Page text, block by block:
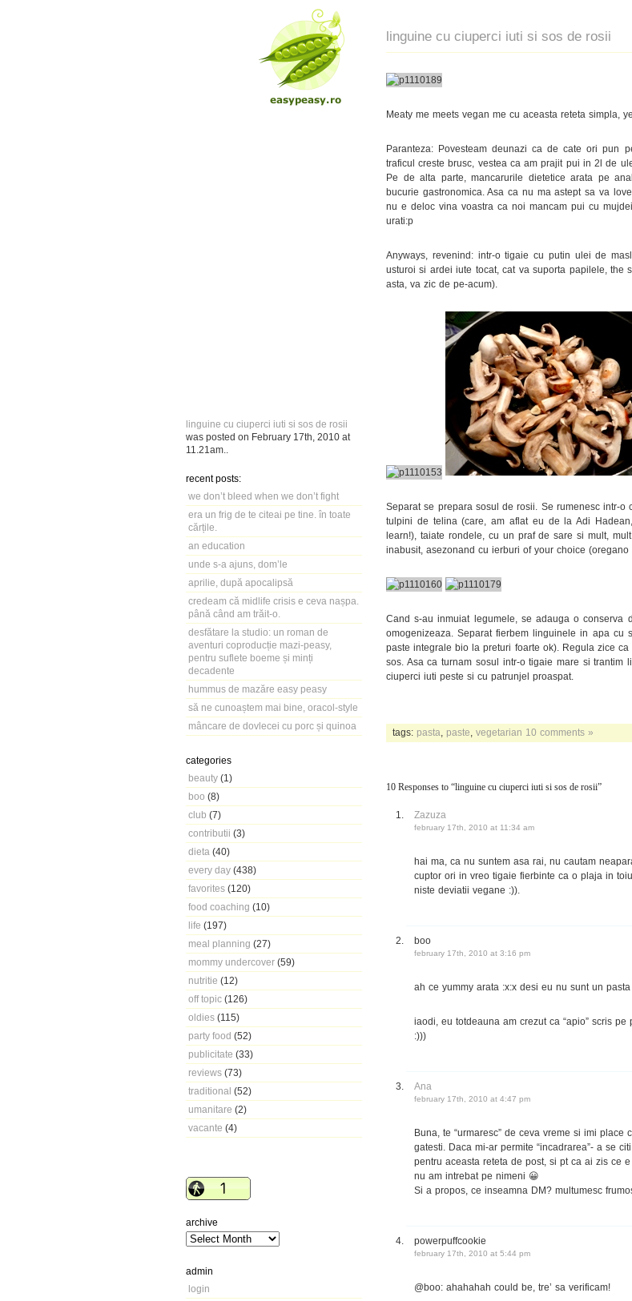
linguine cu ciuperci iuti si sos de rosii
was posted on February 17th, 2010 at
11.21am
recent posts:
we don’t bleed when we don’t fight
era un frig de te citeai pe tine. în toate
cărțile.
an education
unde s-a ajuns, dom’le
aprilie, după apocalipsă
credeam că midlife crisis e ceva nașpa.
până când am trăit-o.
desfătare la studio: un roman de
aventuri coproducție mazi-peasy,
pentru suflete boeme și minți
decadente
hummus de mazăre easy peasy
să ne cunoaștem mai bine, oracol-style
mâncare de dovlecei cu porc și quinoa
categories
beauty (1)
boo (8)
club (7)
contributii (3)
dieta (40)
every day (438)
favorites (120)
food coaching (10)
life (197)
meal planning (27)
mommy undercover (59)
nutritie (12)
off topic (126)
oldies (115)
party food (52)
publicitate (33)
reviews (73)
traditional (52)
umanitare (2)
vacante (4)
archive
admin
login
linguine cu ciuperci iuti si sos de rosii
Meaty me meets vegan me cu aceasta reteta simpla,
Paranteza: Povesteam deunazi ca de cate ori pun
traficul creste brusc, vestea ca am prajit pui in 2l de
Pe de alta parte, mancarurile dietetice arata pe
bucurie gastronomica. Asa ca nu ma astept sa va
nu e deloc vina voastra ca noi mancam pui cu
urati:p
Anyways, revenind: intr-o tigaie cu putin ulei de
usturoi si ardei iute tocat, cat va suporta papilele, the
asta, va zic de pe-acum).
Separat se prepara sosul de rosii. Se rumenesc intr-
tulpini de telina (care, am aflat eu de la Adi
learn!), taiate rondele, cu un praf de sare si mult,
inabusit, asezonand cu ierburi of your choice (oregano
Cand s-au inmuiat legumele, se adauga o
omogenizeaza. Separat fierbem linguinele in apa
paste integrale bio la preturi foarte ok). Regula zice
sos. Asa ca turnam sosul intr-o tigaie mare si trantim
ciuperci iuti peste si cu patrunjel proaspat.
tags: pasta paste vegetarian 10 comments »
10 Responses to “linguine cu ciuperci iuti si sos de rosii”
Zazuza
february 17th, 2010 at 11:34 am
hai ma, ca nu suntem asa rai, nu cautam
cuptor ori in vreo tigaie fierbinte ca o plaja in
niste deviatii vegane :)).
boo
february 17th, 2010 at 3:16 pm
ah ce yummy arata :x:x desi eu nu sunt un
iaodi, eu totdeauna am crezut ca “apio” scris
:)))
Ana
february 17th, 2010 at 4:47 pm
Buna, te “urmaresc” de ceva vreme si imi
gatesti. Daca mi-ar permite “incadrarea”- a se
pentru aceasta reteta de post, si pt ca ai zis ce
nu am intrebat pe nimeni 😀
Si a propos, ce inseamna DM? multumesc
powerpuffcookie
february 17th, 2010 at 5:44 pm
@boo: ahahahah could be, tre’ sa verificam!